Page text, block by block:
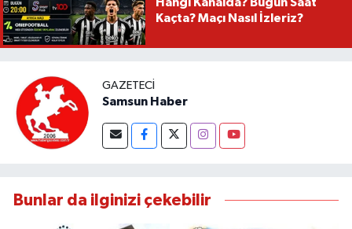
Kaçta? Maçı Nasıl İzleriz?
GAZETECI
Samsun Haber
Bunlar da ilginizi çekebilir